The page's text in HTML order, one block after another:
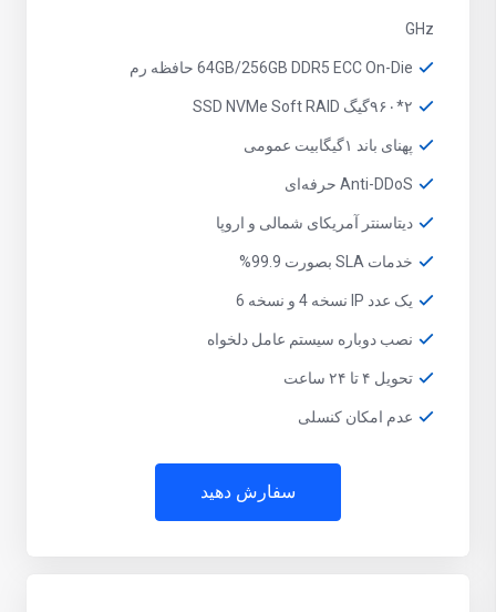
GHz
64GB/256GB DDR5 ECC On-Die حافظه رم
۲*۹۶۰گیگ SSD NVMe Soft RAID
پهنای باند ۱گیگابیت عمومی
Anti-DDoS حرفه‌ای
دیتاسنتر آمریکای شمالی و اروپا
خدمات SLA بصورت 99.9%
یک عدد IP نسخه 4 و نسخه 6
نصب دوباره سیستم عامل دلخواه
تحویل ۴ تا ۲۴ ساعت
عدم امکان کنسلی
سفارش دهید